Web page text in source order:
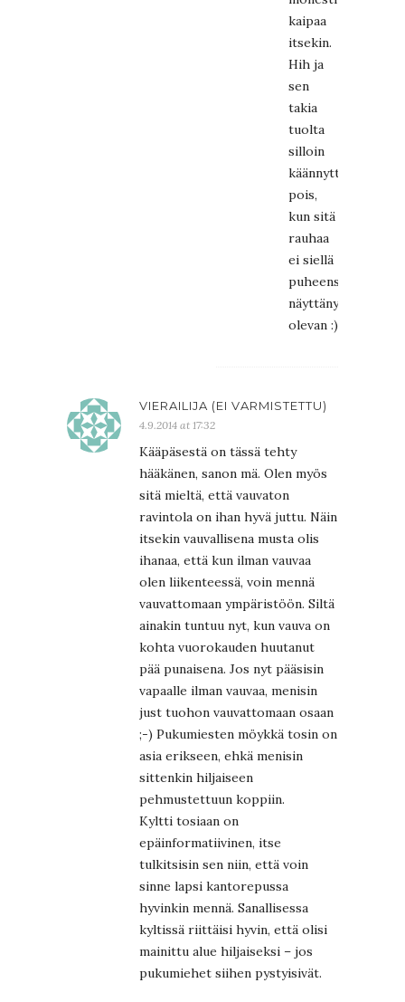
kaipaa
itsekin.
Hih ja
sen
takia
tuolta
silloin
käännyttiinkin
pois,
kun sitä
rauhaa
ei siellä
näyttänyt
olevan :)
VIERAILIJA (EI VARMISTETTU)
4.9.2014 at 17:32
Kääpäsestä on tässä tehty
hääkänen, sanon mä. Olen myös
sitä mieltä, että vauvaton
ravintola on ihan hyvä juttu. Näin
itsekin vauvallisena musta olis
ihanaa, että kun ilman vauvaa
olen liikenteessä, voin mennä
vauvattomaan ympäristöön. Siltä
ainakin tuntuu nyt, kun vauva on
kohta vuorokauden huutanut
pää punaisena. Jos nyt pääsisin
vapaalle ilman vauvaa, menisin
just tuohon vauvattomaan osaan
;-) Pukumiesten möykkä tosin on
asia erikseen, ehkä menisin
sittenkin hiljaiseen
pehmustettuun koppiin.
Kyltti tosiaan on
epäinformatiivinen, itse
tulkitsisin sen niin, että voin
sinne lapsi kantorepussa
hyvinkin mennä. Sanallisessa
kyltissä riittäisi hyvin, että olisi
mainittu alue hiljaiseksi – jos
pukumiehet siihen pystyisivät.